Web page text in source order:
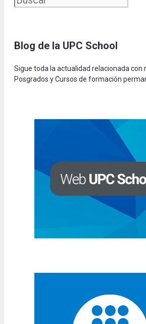
Blog de la UPC School
Sigue toda la actualidad relacionada con
Posgrados y Cursos de formación